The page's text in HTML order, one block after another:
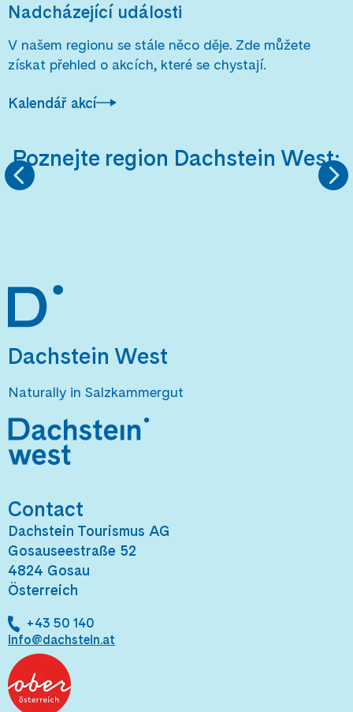
Nadcházející události
V našem regionu se stále něco děje. Zde můžete
získat přehled o akcích, které se chystají.
Kalendář akcí
Poznejte region Dachstein West:
DĚTSKÉ PARKY HORSKÁ
Dachstein West
Naturally in Salzkammergut
Contact
Dachstein Tourismus AG
Gosauseestraße 52
4824 Gosau
Österreich
+43 50 140
info@dachstein.at